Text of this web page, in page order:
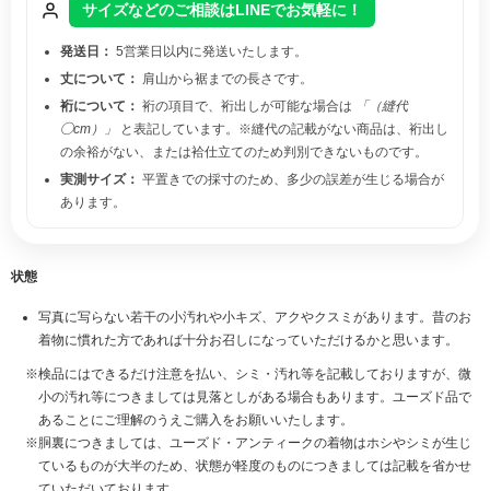
サイズなどのご相談はLINEでお気軽に！
発送日： 5営業日以内に発送いたします。
丈について： 肩山から裾までの長さです。
裄について： 裄の項目で、裄出しが可能な場合は
「（縫代
◯cm）」
と表記しています。※縫代の記載がない商品は、裄出し
の余裕がない、または袷仕立てのため判別できないものです。
実測サイズ： 平置きでの採寸のため、多少の誤差が生じる場合が
あります。
状態
写真に写らない若干の小汚れや小キズ、アクやクスミがあります。昔のお
着物に慣れた方であれば十分お召しになっていただけるかと思います。
検品にはできるだけ注意を払い、シミ・汚れ等を記載しておりますが、微
小の汚れ等につきましては見落としがある場合もあります。ユーズド品で
あることにご理解のうえご購入をお願いいたします。
胴裏につきましては、ユーズド・アンティークの着物はホシやシミが生じ
ているものが大半のため、状態が軽度のものにつきましては記載を省かせ